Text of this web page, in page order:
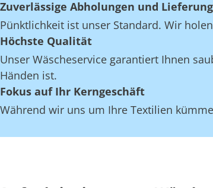
Zuverlässige Abholungen und
Pünktlichkeit ist unser Standard. Wir
Höchste Qualität
Unser Wäscheservice garantiert Ihnen
Händen ist.
Fokus auf Ihr Kerngeschäft
Während wir uns um Ihre Textilien